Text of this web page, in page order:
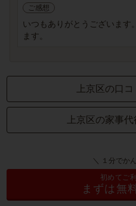
ご感想
いつもありがとうございます
ます。
上京区の口
上京区の家事
＼ １分でか
初めてご
まずは無